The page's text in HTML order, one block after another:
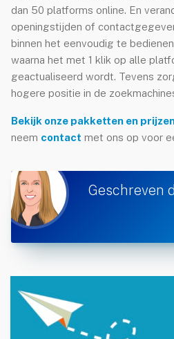
dan 50 platforms online. En
openingstijden of
binnen het eenvoudig te
waarna het met 1 klik op alle
geactualiseerd wordt. Tevens
hogere positie in de
Bekijk onze pakketten en
neem contact met ons op voor
Geschreven